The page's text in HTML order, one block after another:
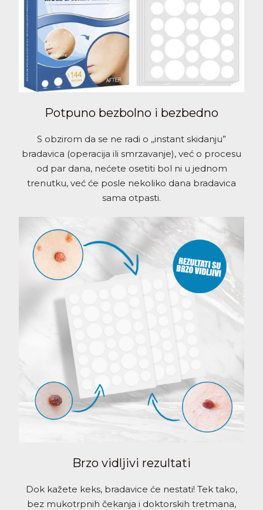
Potpuno bezbolno i bezbedno
S obzirom da se ne radi o ,,instant skidanju”
bradavica (operacija ili smrzavanje), već o procesu
od par dana, nećete osetiti bol ni u jednom
trenutku, već će posle nekoliko dana bradavica
sama otpasti.
Brzo vidljivi rezultati
Dok kažete keks, bradavice će nestati! Tek tako,
bez mukotrpnih čekanja i doktorskih tretmana,